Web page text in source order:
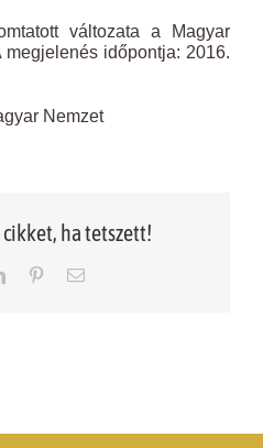
változata a Magyar
megjelenés időpontja: 2016.
Nemzet
cikket, ha tetszett!
LinkedInPinterestEmail